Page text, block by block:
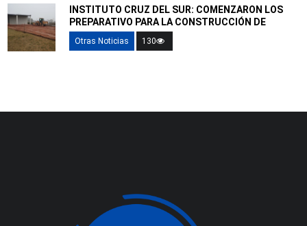
INSTITUTO CRUZ DEL SUR: COMENZARON LOS
PREPARATIVO PARA LA CONSTRUCCIÓN DE
Otras Noticias 130